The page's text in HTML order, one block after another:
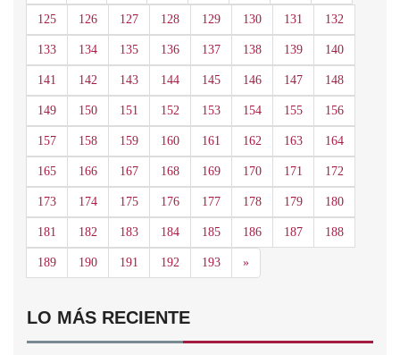
125 126 127 128 129 130 131 132
133 134 135 136 137 138 139 140
141 142 143 144 145 146 147 148
149 150 151 152 153 154 155 156
157 158 159 160 161 162 163 164
165 166 167 168 169 170 171 172
173 174 175 176 177 178 179 180
181 182 183 184 185 186 187 188
189 190 191 192 193 »Siguiente
LO MÁS RECIENTE